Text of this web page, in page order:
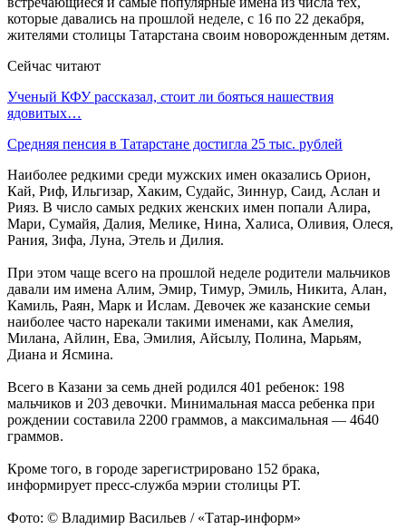
которые давались на прошлой неделе, с 16 по 22 декабря,
жителями столицы Татарстана своим новорожденным детям.
Сейчас читают
Ученый КФУ рассказал, стоит ли бояться нашествия
ядовитых…
Средняя пенсия в Татарстане достигла 25 тыс. рублей
Наиболее редкими среди мужских имен оказались Орион,
Кай, Риф, Ильгизар, Хаким, Судайс, Зиннур, Саид, Аслан и
Рияз. В число самых редких женских имен попали Алира,
Мари, Сумайя, Далия, Мелике, Нина, Халиса, Оливия, Олеся,
Рания, Зифа, Луна, Этель и Дилия.
При этом чаще всего на прошлой неделе родители мальчиков
давали им имена Алим, Эмир, Тимур, Эмиль, Никита, Алан,
Камиль, Раян, Марк и Ислам. Девочек же казанские семьи
наиболее часто нарекали такими именами, как Амелия,
Милана, Айлин, Ева, Эмилия, Айсылу, Полина, Марьям,
Диана и Ясмина.
Всего в Казани за семь дней родился 401 ребенок: 198
мальчиков и 203 девочки. Минимальная масса ребенка при
рождении составила 2200 граммов, а максимальная — 4640
граммов.
Кроме того, в городе зарегистрировано 152 брака,
информирует пресс-служба мэрии столицы РТ.
Фото: © Владимир Васильев / «Татар-информ»